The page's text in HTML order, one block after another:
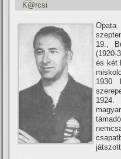
K@rcsi
19.,
(1920-
és két
1930
1924.